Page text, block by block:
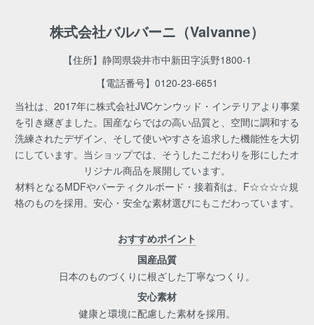
株式会社バルバーニ（Valvanne）
【住所】静岡県袋井市中新田字浜野1800-1
【電話番号】 0120-23-6651
当社は、2017年に株式会社JVCケンウッド・インテリアより事業
を引き継ぎました。国産ならではの高い品質と、空間に調和する
洗練されたデザイン、そして使いやすさを追求した機能性を大切
にしています。当ショップでは、そうしたこだわりを形にしたオ
リジナル商品を展開しています。
材料となるMDFやパーティクルボード・接着剤は、F☆☆☆☆規
格のものを採用。安心・安全な素材選びにもこだわっています。
おすすめポイント
国産品質
日本のものづくりに根ざした丁寧なつくり。
安心素材
健康と環境に配慮した素材を採用。